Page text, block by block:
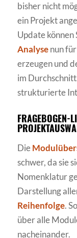
bisher nicht
ein Projekt
Update können
Analysenun für
erzeugen und
im
strukturierte
FRAGEBOGEN-
Die
schwer, da sie
Nomenklatur
Darstellung
Reihenfolge.
über alle
nacheinander.